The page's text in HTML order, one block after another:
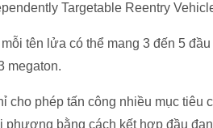
Targetable Reentry
tên lửa có thể mang 3 đến 5
megaton.
cho phép tấn công nhiều mục tiêu
phương bằng cách kết hợp đầu